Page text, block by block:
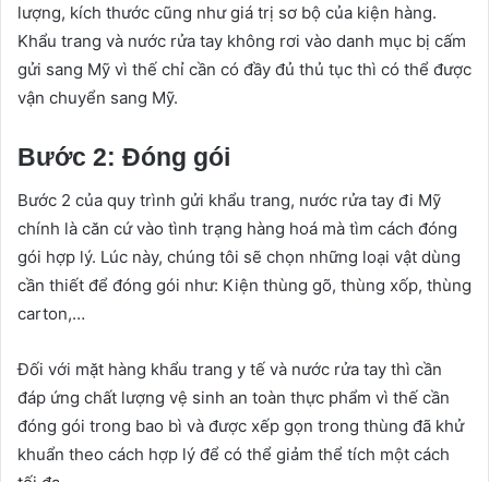
lượng, kích thước cũng như giá trị sơ bộ của kiện hàng.
Khẩu trang và nước rửa tay không rơi vào danh mục bị cấm
gửi sang Mỹ vì thế chỉ cần có đầy đủ thủ tục thì có thể được
vận chuyển sang Mỹ.
Bước 2: Đóng gói
Bước 2 của quy trình gửi khẩu trang, nước rửa tay đi Mỹ
chính là căn cứ vào tình trạng hàng hoá mà tìm cách đóng
gói hợp lý. Lúc này, chúng tôi sẽ chọn những loại vật dùng
cần thiết để đóng gói như: Kiện thùng gõ, thùng xốp, thùng
carton,…
Đối với mặt hàng khẩu trang y tế và nước rửa tay thì cần
đáp ứng chất lượng vệ sinh an toàn thực phẩm vì thế cần
đóng gói trong bao bì và được xếp gọn trong thùng đã khử
khuẩn theo cách hợp lý để có thể giảm thể tích một cách